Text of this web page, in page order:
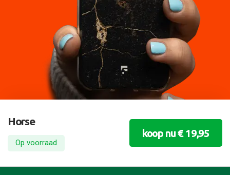
Horse
Op voorraad
koop nu € 19,95